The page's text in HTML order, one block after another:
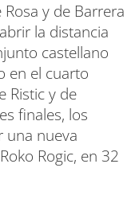
y de Barrera
la distancia
castellano
en el cuarto
Ristic y de
finales, los
una nueva
Rogic, en 32